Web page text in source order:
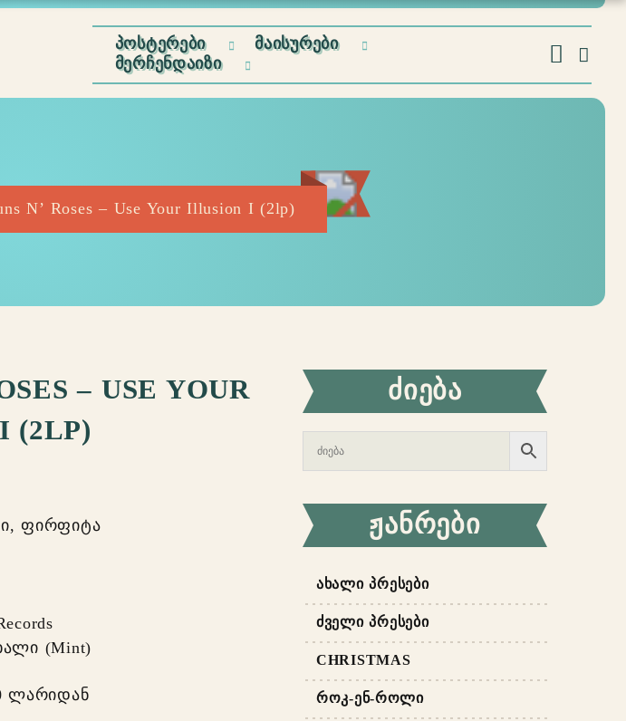
ᲞᲝᲡᲢᲔᲠᲔᲑᲘ
ᲛᲐᲘᲡᲣᲠᲔᲑᲘ
ᲛᲔᲠᲩᲔᲜᲓᲐᲘᲖᲘ
N’ Roses – Use Your Illusion I (2lp)
ᲫᲘᲔᲑᲐ
ᲟᲐᲜᲠᲔᲑᲘ
ᲐᲮᲐᲚᲘ ᲞᲠᲔᲡᲔᲑᲘ
ᲫᲕᲔᲚᲘ ᲞᲠᲔᲡᲔᲑᲘ
CHRISTMAS
ᲠᲝᲙ-ᲔᲜ-ᲠᲝᲚᲘ
– USE YOUR
(2LP)
ფირფიტა
(Mint)
ლარიდან